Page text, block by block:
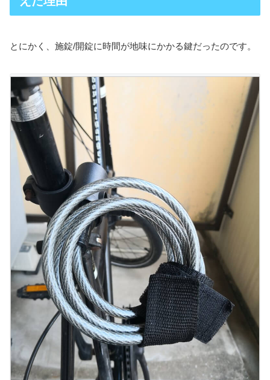
とにかく、施錠/開錠に時間が地味にかかる鍵だったのです。